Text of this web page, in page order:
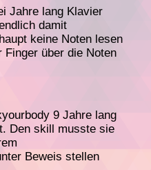
Jahre lang Klavier
damit
keine Noten lesen
Finger über die Noten
9 Jahre lang
Den skill musste sie
Beweis stellen